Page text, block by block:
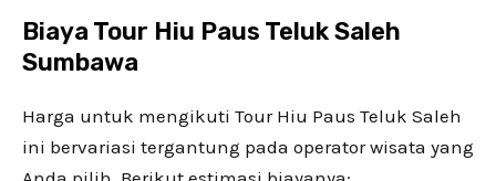
Biaya Tour Hiu Paus Teluk Saleh
Sumbawa
Harga untuk mengikuti Tour Hiu Paus Teluk Saleh
ini bervariasi tergantung pada operator wisata yang